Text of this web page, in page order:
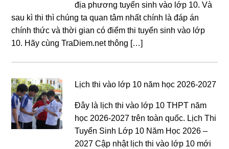
địa phương tuyển sinh vào lớp 10. Và
sau kì thi thì chúng ta quan tâm nhất chính là đáp án
chính thức và thời gian có điểm thi tuyển sinh vào lớp
10. Hãy cùng TraDiem.net thông […]
Lịch thi vào lớp 10 năm học 2026-2027
Đây là lịch thi vào lớp 10 THPT năm
học 2026-2027 trên toàn quốc. Lịch Thi
Tuyển Sinh Lớp 10 Năm Học 2026 –
2027 Cập nhật lịch thi vào lớp 10 mới